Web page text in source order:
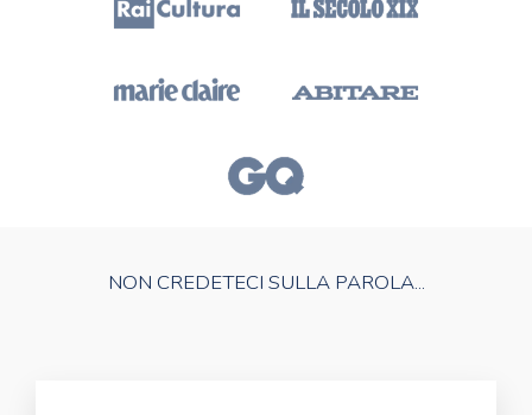
NON CREDETECI SULLA PAROLA...